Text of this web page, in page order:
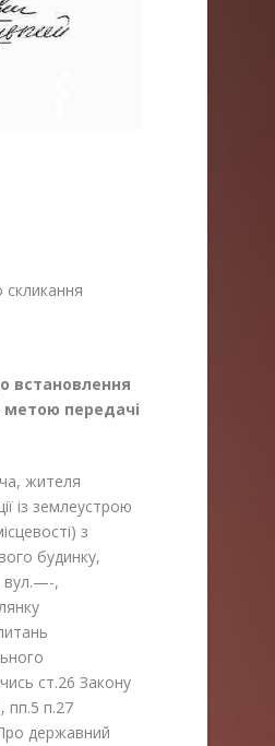
встановлення
метою передачі
жителя
із землеустрою
з
будинку,
вул.—-,
ст.26 Закону
пп.5 п.27
державний